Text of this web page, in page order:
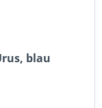
blau